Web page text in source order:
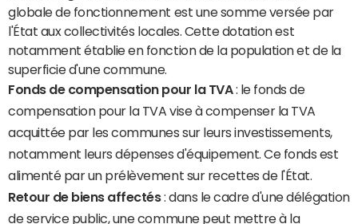
globale de fonctionnement est une somme versée par
l'État aux collectivités locales. Cette dotation est
notamment établie en fonction de la population et de la
superficie d'une commune.
Fonds de compensation pour la TVA: le fonds de
compensation pour la TVA vise à compenser la TVA
acquittée par les communes sur leurs investissements,
notamment leurs dépenses d'équipement. Ce fonds est
alimenté par un prélèvement sur recettes de l'État.
Retour de biens affectés: dans le cadre d'une délégation
de service public, une commune peut mettre à la